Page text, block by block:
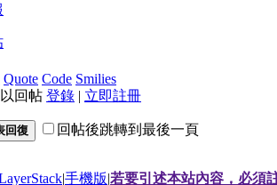
Quote Code Smilies
回帖 登錄 | 立即註冊
回復 回帖後跳轉到最後一頁
|手機版|若要引述本站內容，必須